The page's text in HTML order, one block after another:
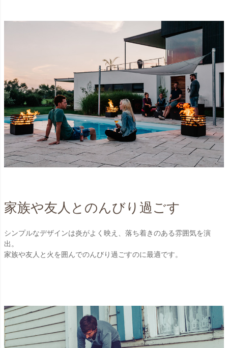
家族や友人とのんびり過ごす
シンプルなデザインは炎がよく映え、落ち着きのある雰囲気を演
出。
家族や友人と火を囲んでのんびり過ごすのに最適です。